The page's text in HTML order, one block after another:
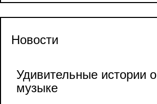
Новости
Удивительные истории о
музыке